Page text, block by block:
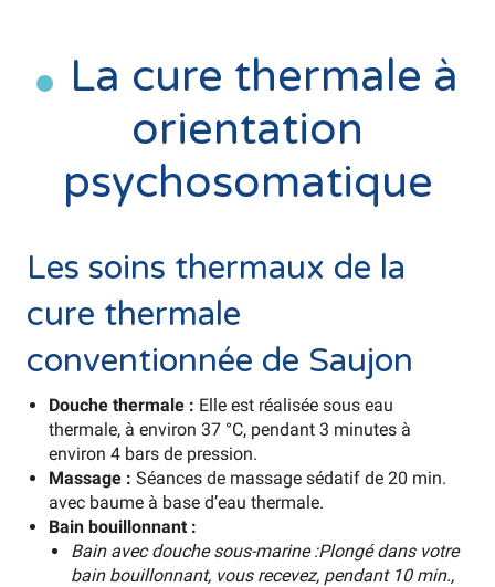
La cure thermale à
orientation
psychosomatique
Les soins thermaux de la
cure thermale
conventionnée de Saujon
Douche thermale : Elle est réalisée sous eau
thermale, à environ 37 °C, pendant 3 minutes à
environ 4 bars de pression.
Massage : Séances de massage sédatif de 20 min.
avec baume à base d’eau thermale.
Bain bouillonnant :
Bain avec douche sous-marine :Plongé dans votre
bain bouillonnant, vous recevez, pendant 10 min.,